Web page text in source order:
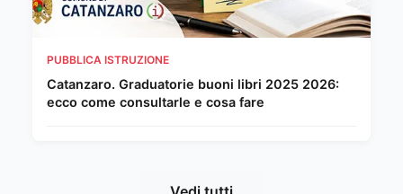
PUBBLICA ISTRUZIONE
Catanzaro. Graduatorie buoni libri 2025 2026:
ecco come consultarle e cosa fare